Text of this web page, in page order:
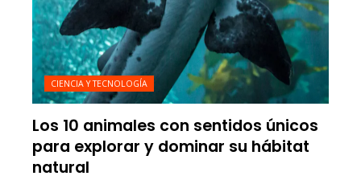
CIENCIA Y TECNOLOGÍA
Los 10 animales con sentidos únicos
para explorar y dominar su hábitat
natural